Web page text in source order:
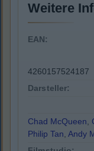
Weitere
EAN:
4260157524187
Darsteller:
Chad McQueen,
Philip Tan, Andy